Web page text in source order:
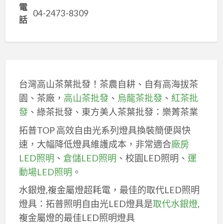
電
話
04-2473-8309
台灣高山茶葉批發！茶農自耕、自有高海拔茶
園、茶廠， 高山茶批發、 烏龍茶批發、 紅茶批
發、綠茶批發、東方美人茶葉批發：樂菁茶業
拓普TOP 高效自由光系列燈具換裝簡便與快
速，大幅降低燈具維護成本，非常適合廠房
LED照明 、 倉儲LED照明 、校園LED照明、 運
動場LED照明 。
水銀燈,複金屬燈超耗電，最佳的取代LED照明
燈具：拓普照明自由光LED燈具是取代水銀燈,
複金屬燈的最佳LED照明燈具